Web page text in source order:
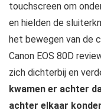
touchscreen om
en hielden de
het bewegen van de
Canon EOS 80D
zich dichterbij en
kwamen er achter
achter elkaar